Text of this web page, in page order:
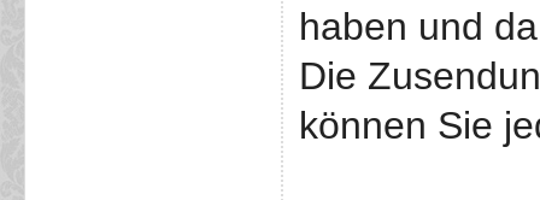
haben und
Die
können Sie